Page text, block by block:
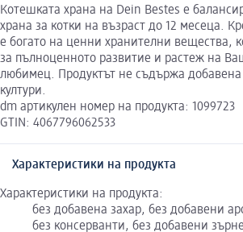
Котешката храна на Dein Bestes е
храна за котки на възраст до 12 месеца.
е богато на ценни хранителни вещества,
за пълноценното развитие и растеж на
любимец. Продуктът не съдържа добавена
култури.
dm артикулен номер на продукта: 1099723
GTIN: 4067796062533
Характеристики на продукта
Характеристики на продукта:
без добавена захар, без добавени
без консерванти, без добавени